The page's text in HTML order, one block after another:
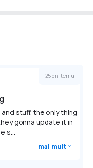
familii
este gratuit.
25 dni temu
stuff. the only thing
gonna update it in
mai mult